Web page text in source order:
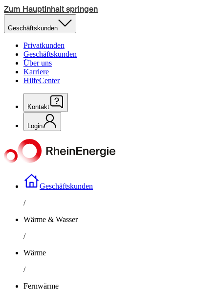
Zum Hauptinhalt springen
Geschäftskunden
Privatkunden
Geschäftskunden
Über uns
Karriere
HilfeCenter
Kontakt
Login
Geschäftskunden
/
Wärme & Wasser
/
Wärme
/
Fernwärme